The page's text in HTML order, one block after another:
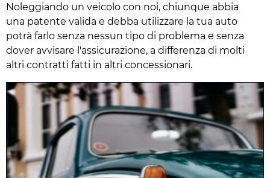
Noleggiando un veicolo con noi, chiunque abbia
una patente valida e debba utilizzare la tua auto
potrà farlo senza nessun tipo di problema e senza
dover avvisare l'assicurazione, a differenza di molti
altri contratti fatti in altri concessionari.